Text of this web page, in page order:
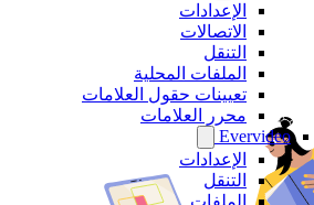
الإعدادات
الاتصالات
التنقل
الملفات المحلية
تعيينات حقول العلامات
محرر العلامات
Evervideo
الإعدادات
التنقل
الملفات